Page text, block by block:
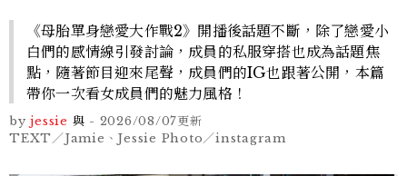
《母胎單身戀愛大作戰2》開播後話題不斷，除了戀愛小
白們的感情線引發討論，成員的私服穿搭也成為話題焦
點，隨著節目迎來尾聲，成員們的IG也跟著公開，本篇
帶你一次看女成員們的魅力風格！
by jessie 與 - 2026/08/07更新
TEXT／Jamie、Jessie Photo／instagram